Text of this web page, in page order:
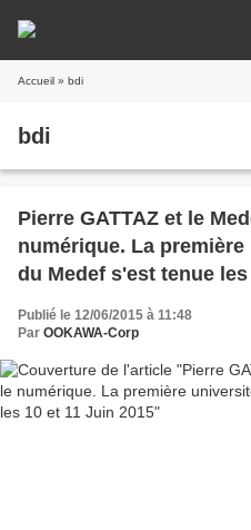
Accueil » bdi
bdi
Pierre GATTAZ et le
numérique. La
du Medef s'est tenue
Publié le 12/06/2015 à 11:48
Par OOKAWA-Corp